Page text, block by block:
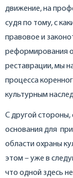
движение, на
судя по тому, с
правовое и
реформирования
реставрации, мы
процесса
культурным
С другой стороны,
основания для
области охраны
этом – уже в
что одной здесь